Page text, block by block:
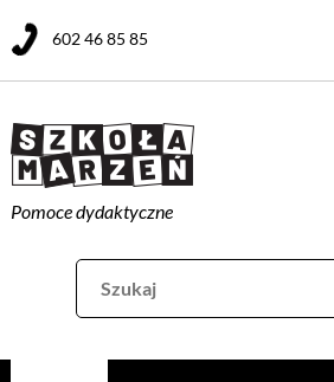
Pomoce dydaktyczne
602 46 85 85